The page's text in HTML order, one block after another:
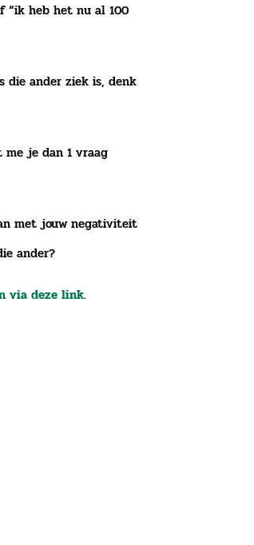
“ik heb het nu al 100
die ander ziek is, denk
je dan 1 vraag
met jouw negativiteit
ander?
via deze link.